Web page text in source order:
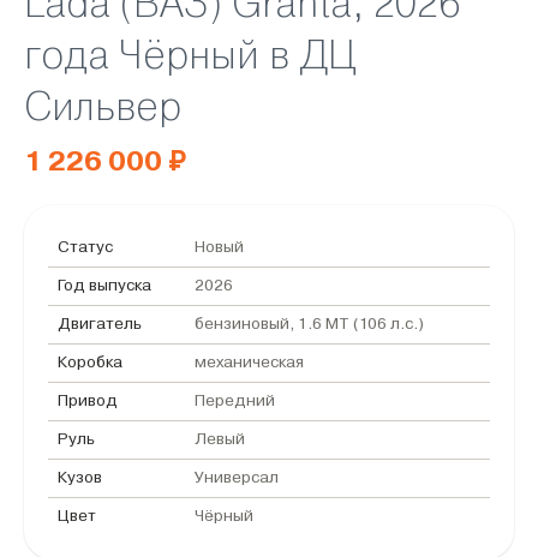
года Чёрный в ДЦ
Сильвер
1 226 000 ₽
Статус Новый
Год выпуска 2026
Двигатель бензиновый, 1.6 MT (106 л.с.)
Коробка механическая
Привод Передний
Руль Левый
Кузов Универсал
Цвет Чёрный